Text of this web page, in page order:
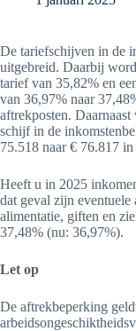
De tariefschijven in de
uitgebreid. Daarbij
tarief van 35,82% en
van 36,97% naar
aftrekposten.
schijf in de
75.518 naar € 76.817
Heeft u in 2025
dat geval zijn eventuele
alimentatie, giften en
37,48% (nu: 36,97%).
Let op
De aftrekbeperking